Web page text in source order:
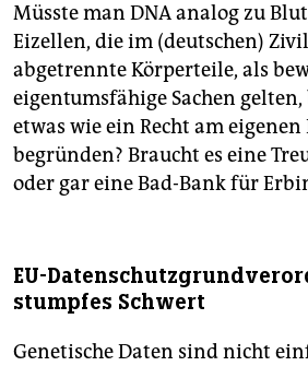
Müsste man DNA analog zu
Eizellen, die im (deutschen)
abgetrennte Körperteile, als
eigentumsfähige Sachen
etwas wie ein Recht am
begründen? Braucht es eine
oder gar eine Bad-Bank für
EU-
stumpfes Schwert
Genetische Daten sind nicht